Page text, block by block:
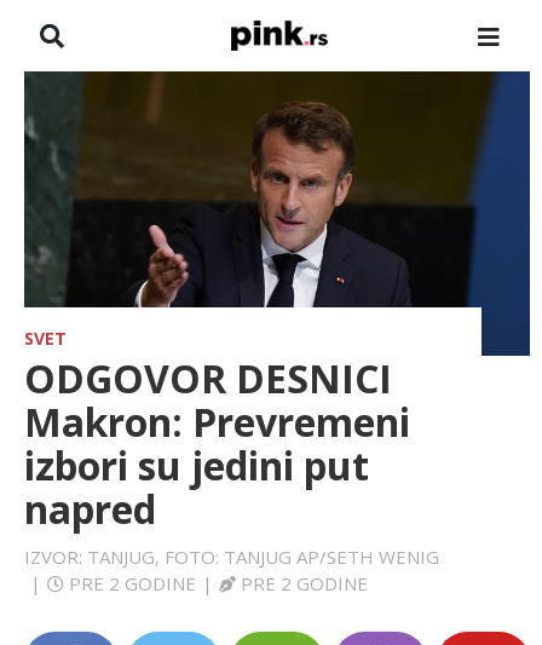
VESTI
SHOWBIZ
HRONIKA
FARMERI
TV
SPORT
LIFESTYLE
EXTRA
SVET
ODGOVOR DESNICI
Makron: Prevremeni
izbori su jedini put
napred
IZVOR: TANJUG, FOTO: TANJUG AP/SETH WENIG
|
PRE 2 GODINE | PRE 2 GODINE